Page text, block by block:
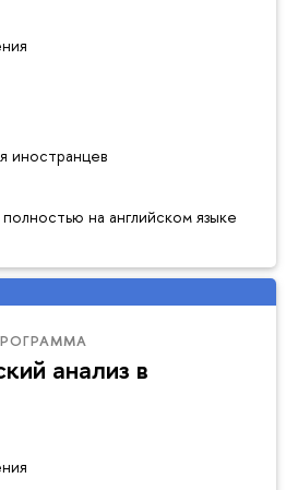
иностранцев
на английском языке
анализ в